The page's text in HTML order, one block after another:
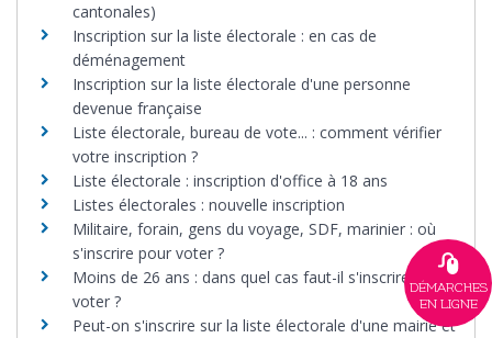
cantonales)
Inscription sur la liste électorale : en cas de
déménagement
Inscription sur la liste électorale d'une personne
devenue française
Liste électorale, bureau de vote... : comment vérifier
votre inscription ?
Liste électorale : inscription d'office à 18 ans
Listes électorales : nouvelle inscription
Militaire, forain, gens du voyage, SDF, marinier : où
s'inscrire pour voter ?
Moins de 26 ans : dans quel cas faut-il s'inscrire pour
voter ?
Peut-on s'inscrire sur la liste électorale d'une mairie et
DÉMARCHES
EN LIGNE